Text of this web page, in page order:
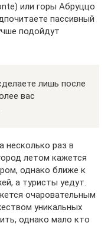
или горы Абруццо
пассивный
подойдут
лишь после
вас
несколько раз в
летом кажется
однако ближе к
а туристы уедут.
очаровательным
уникальных
однако мало кто